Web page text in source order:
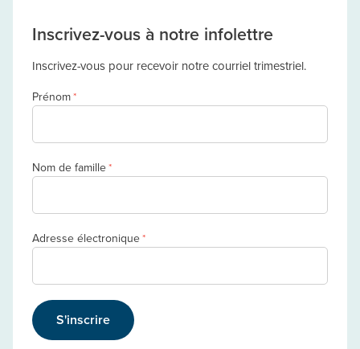
Inscrivez-vous à notre infolettre
Inscrivez-vous pour recevoir notre courriel trimestriel.
Prénom*
Nom de famille*
Adresse électronique*
S'inscrire